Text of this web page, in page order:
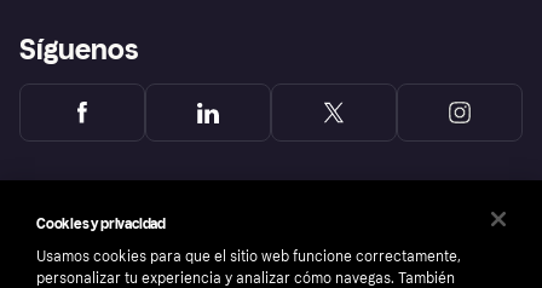
Síguenos
Cookies y privacidad
Usamos cookies para que el sitio web funcione correctamente,
personalizar tu experiencia y analizar cómo navegas. También